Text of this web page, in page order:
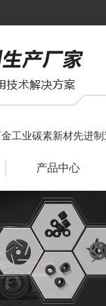
工业碳素新材先进
产品中心